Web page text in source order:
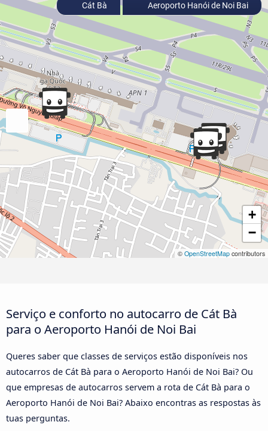
+
−
© OpenStreetMap contributors
Cát Bà Aeroporto Hanói de Noi Bai
Serviço e conforto no autocarro de Cát Bà
para o Aeroporto Hanói de Noi Bai
Queres saber que classes de serviços estão disponíveis nos
autocarros de Cát Bà para o Aeroporto Hanói de Noi Bai? Ou
que empresas de autocarros servem a rota de Cát Bà para o
Aeroporto Hanói de Noi Bai? Abaixo encontras as respostas às
tuas perguntas.